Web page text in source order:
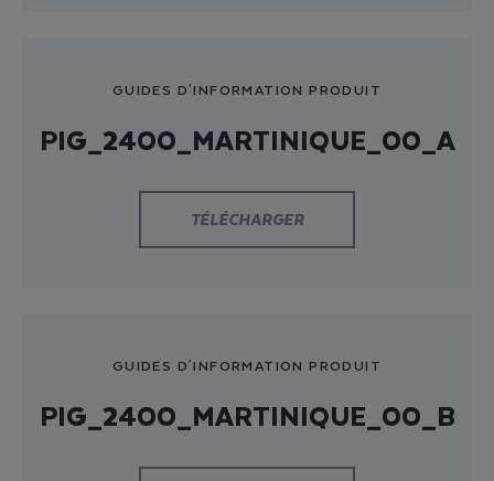
GUIDES D'INFORMATION PRODUIT
PIG_2400_MARTINIQUE_00_A
TÉLÉCHARGER
GUIDES D'INFORMATION PRODUIT
PIG_2400_MARTINIQUE_00_B